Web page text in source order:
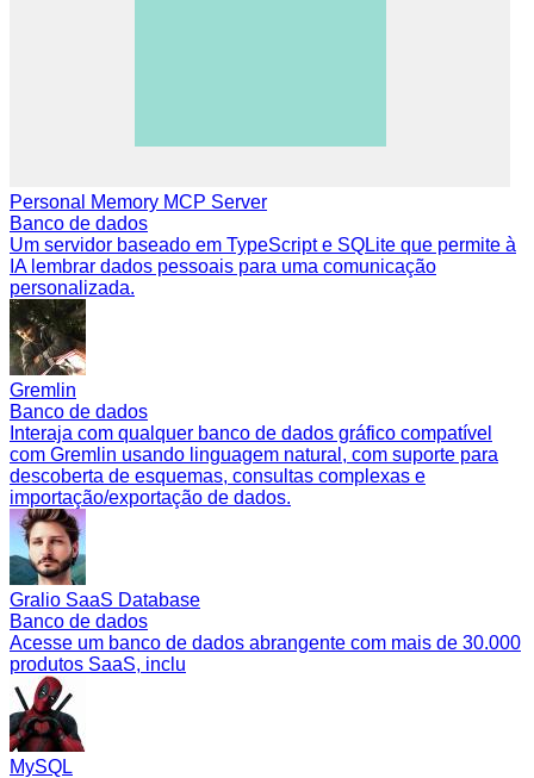
Personal Memory MCP Server
Banco de dados
Um servidor baseado em TypeScript e SQLite que permite à
IA lembrar dados pessoais para uma comunicação
personalizada.
Gremlin
Banco de dados
Interaja com qualquer banco de dados gráfico compatível
com Gremlin usando linguagem natural, com suporte para
descoberta de esquemas, consultas complexas e
importação/exportação de dados.
Gralio SaaS Database
Banco de dados
Acesse um banco de dados abrangente com mais de 30.000
produtos SaaS, inclu
MySQL